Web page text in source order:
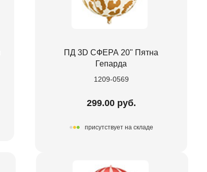
ПД 3D СФЕРА 20" Пятна
Гепарда
1209-0569
299.00 руб.
присутствует на складе